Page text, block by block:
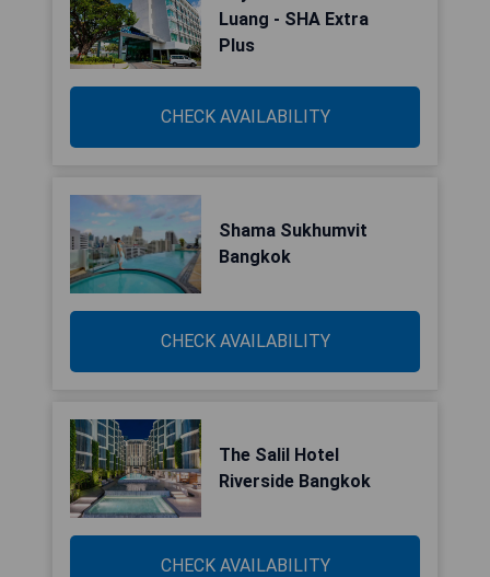
Luang - SHA Extra
Plus
CHECK AVAILABILITY
Shama Sukhumvit
Bangkok
CHECK AVAILABILITY
The Salil Hotel
Riverside Bangkok
CHECK AVAILABILITY